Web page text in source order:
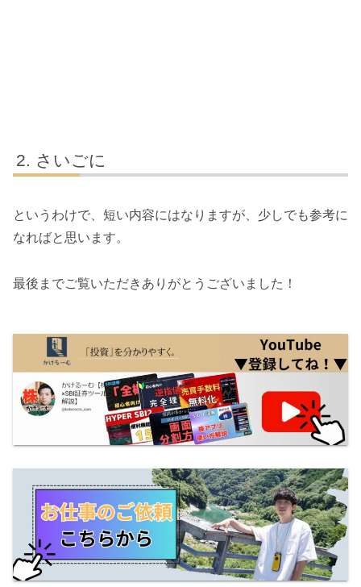
さいごに
というわけで、短い内容にはなりますが、少しでも参考に
なればと思います。
最後までご覧いただきありがとうございました！